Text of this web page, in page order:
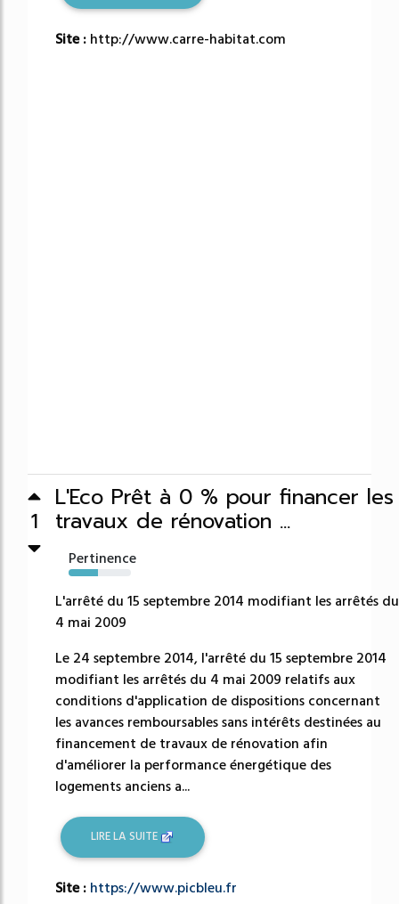
Site : http://www.carre-habitat.com
1
L'Eco Prêt à 0 % pour financer les
travaux de rénovation ...
Pertinence
47%
L'arrêté du 15 septembre 2014 modifiant les arrêtés du
4 mai 2009
Le 24 septembre 2014, l'arrêté du 15 septembre 2014
modifiant les arrêtés du 4 mai 2009 relatifs aux
conditions d'application de dispositions concernant
les avances remboursables sans intérêts destinées au
financement de travaux de rénovation afin
d'améliorer la performance énergétique des
logements anciens a...
LIRE LA SUITE
Site : https://www.picbleu.fr